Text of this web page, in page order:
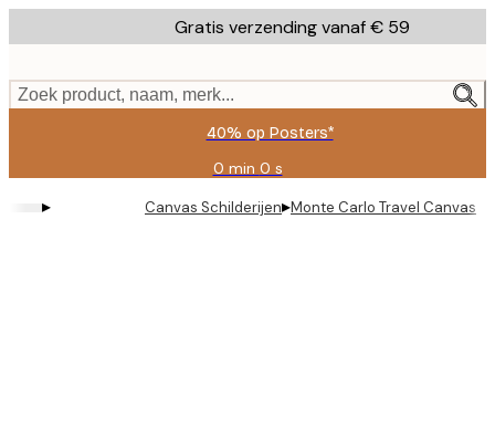
to
content.
Gratis verzending vanaf € 59
Zoek product, naam, merk...
40% op Posters*
0 min 0 s
Geldig
tot:
2026-
▸ Canvas Schilderijen▸Monte Carlo Travel Canvas